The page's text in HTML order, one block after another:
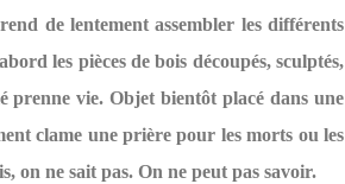
de lentement assembler les différents
les pièces de bois découpés, sculptés,
vie. Objet bientôt placé dans une
clame une prière pour les morts ou les
on ne sait pas. On ne peut pas savoir.